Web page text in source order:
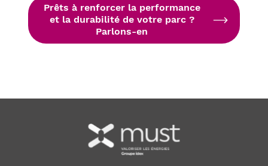
Prêts à renforcer la performance
et la durabilité de votre parc ?
Parlons-en